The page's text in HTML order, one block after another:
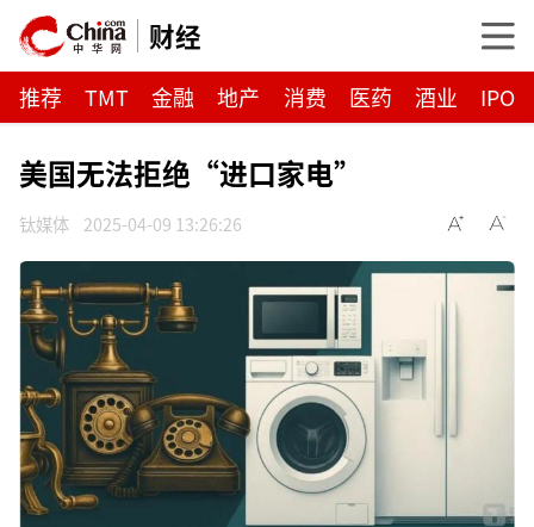
财经
推荐 TMT 金融 地产 消费 医药 酒业 IPO
美国无法拒绝“进口家电”
钛媒体 2025-04-09 13:26:26